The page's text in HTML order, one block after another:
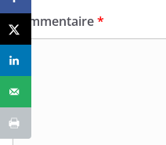
Commentaire*